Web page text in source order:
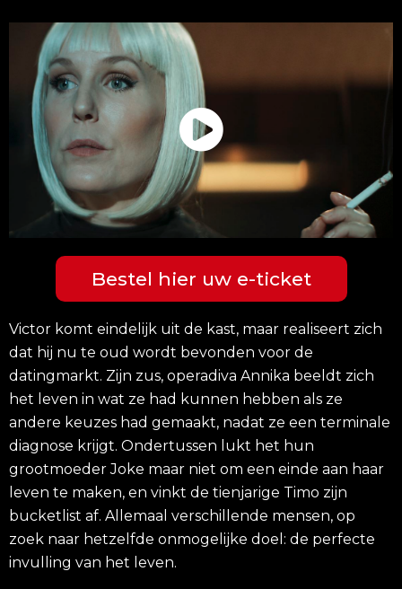
Bestel hier uw e-ticket
Victor komt eindelijk uit de kast, maar realiseert zich
dat hij nu te oud wordt bevonden voor de
datingmarkt. Zijn zus, operadiva Annika beeldt zich
het leven in wat ze had kunnen hebben als ze
andere keuzes had gemaakt, nadat ze een terminale
diagnose krijgt. Ondertussen lukt het hun
grootmoeder Joke maar niet om een einde aan haar
leven te maken, en vinkt de tienjarige Timo zijn
bucketlist af. Allemaal verschillende mensen, op
zoek naar hetzelfde onmogelijke doel: de perfecte
invulling van het leven.